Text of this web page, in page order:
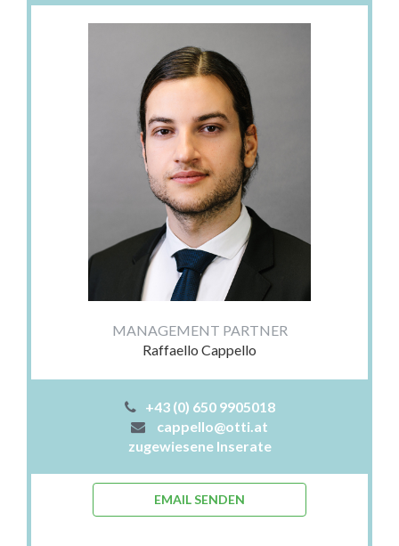
MANAGEMENT PARTNER
Raffaello Cappello
+43 (0) 650 9905018
cappello@otti.at
zugewiesene Inserate
EMAIL SENDEN